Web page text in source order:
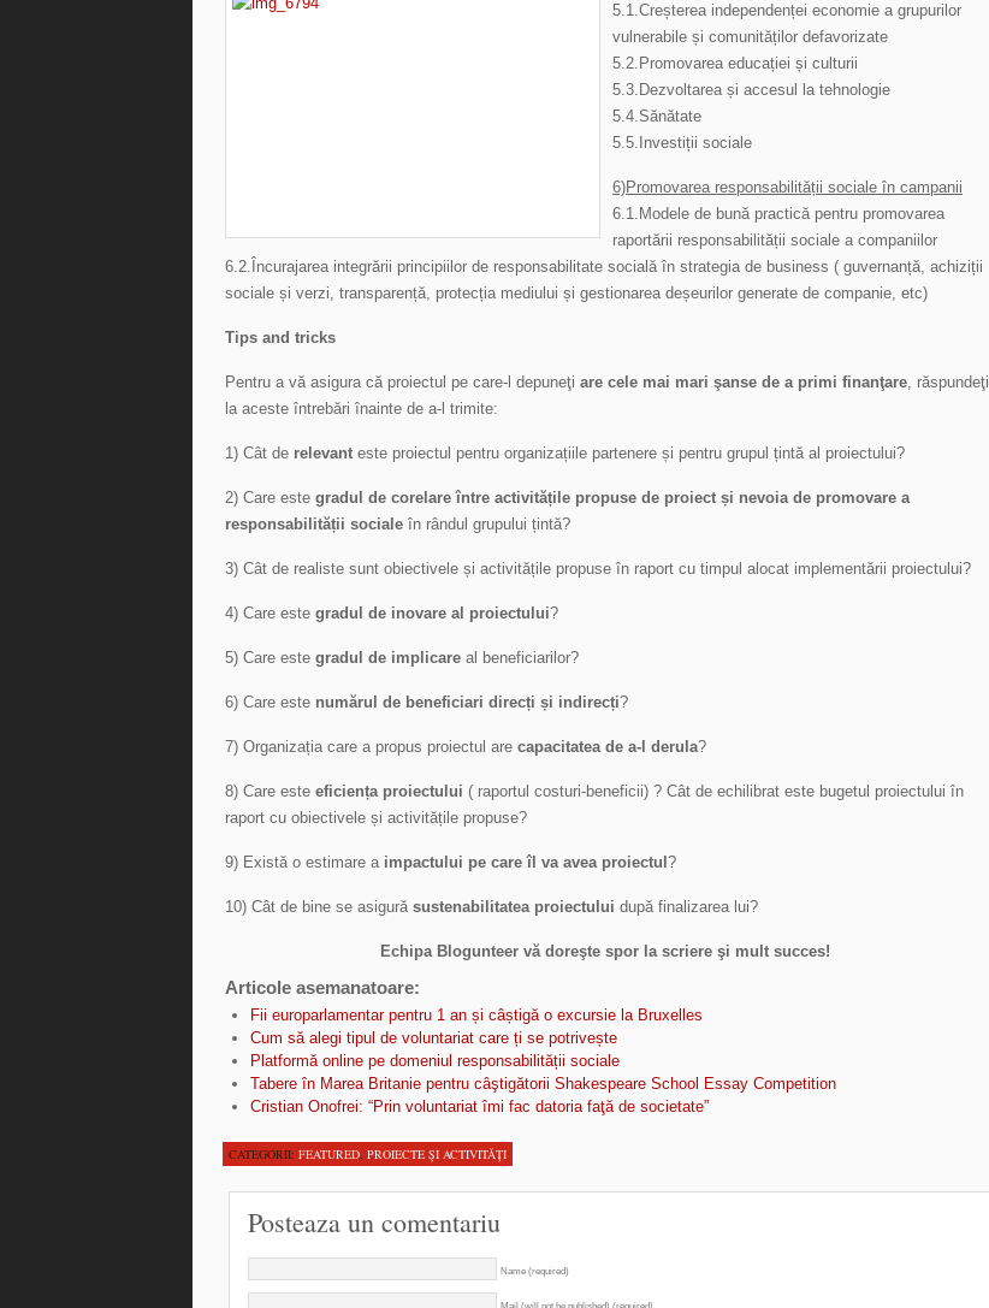
5.1.Creșterea independenței economie a grupurilor
vulnerabile și comunităților defavorizate
5.2.Promovarea educației și culturii
5.3.Dezvoltarea și accesul la tehnologie
5.4.Sănătate
5.5.Investiții sociale
6)Promovarea responsabilității sociale în campanii
6.1.Modele de bună practică pentru promovarea
raportării responsabilității sociale a companiilor
6.2.Încurajarea integrării principiilor de responsabilitate socială în strategia de business ( guvernanță, achiziții
sociale și verzi, transparență, protecția mediului și gestionarea deșeurilor generate de companie, etc)
Tips and tricks
Pentru a vă asigura că proiectul pe care-l depuneţi are cele mai mari şanse de a primi finanţare, răspundeţi
la aceste întrebări înainte de a-l trimite:
1) Cât de relevant este proiectul pentru organizațiile partenere și pentru grupul țintă al proiectului?
2) Care este gradul de corelare între activitățile propuse de proiect și nevoia de promovare a
responsabilității sociale în rândul grupului țintă?
3) Cât de realiste sunt obiectivele și activitățile propuse în raport cu timpul alocat implementării proiectului?
4) Care este gradul de inovare al proiectului?
5) Care este gradul de implicare al beneficiarilor?
6) Care este numărul de beneficiari direcți și indirecți?
7) Organizația care a propus proiectul are capacitatea de a-l derula?
8) Care este eficiența proiectului ( raportul costuri-beneficii) ? Cât de echilibrat este bugetul proiectului în
raport cu obiectivele și activitățile propuse?
9) Există o estimare a impactului pe care îl va avea proiectul ?
10) Cât de bine se asigură sustenabilitatea proiectului după finalizarea lui?
Echipa Blogunteer vă doreşte spor la scriere şi mult succes!
Articole asemanatoare:
Fii europarlamentar pentru 1 an și câștigă o excursie la Bruxelles
Cum să alegi tipul de voluntariat care ți se potrivește
Platformă online pe domeniul responsabilității sociale
Tabere în Marea Britanie pentru câştigătorii Shakespeare School Essay Competition
Cristian Onofrei: “Prin voluntariat îmi fac datoria faţă de societate”
CATEGORII: FEATURED, PROIECTE ŞI ACTIVITĂŢI
Posteaza un comentariu
Name (required)